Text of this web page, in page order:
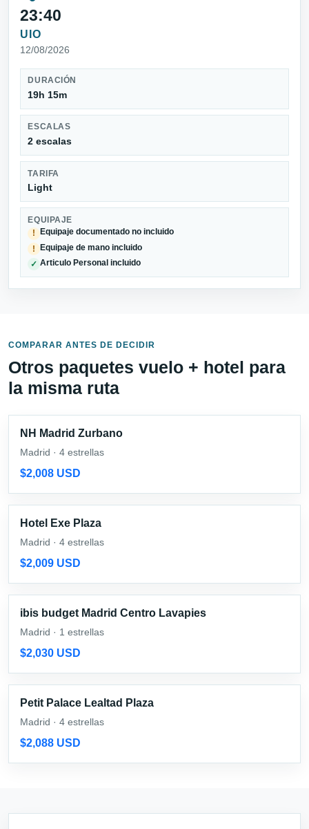
23:40
UIO
12/08/2026
DURACIÓN
19h 15m
ESCALAS
2 escalas
TARIFA
Light
EQUIPAJE
!
Equipaje documentado no incluido
! Equipaje de mano incluido
✓ Articulo Personal incluido
COMPARAR ANTES DE DECIDIR
Otros paquetes vuelo + hotel para
la misma ruta
NH Madrid Zurbano
Madrid · 4 estrellas
$2,008 USD
Hotel Exe Plaza
Madrid · 4 estrellas
$2,009 USD
ibis budget Madrid Centro Lavapies
Madrid · 1 estrellas
$2,030 USD
Petit Palace Lealtad Plaza
Madrid · 4 estrellas
$2,088 USD